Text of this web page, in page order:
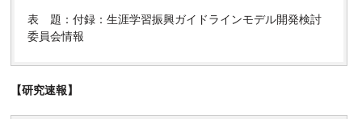
表 題：付録：生涯学習振興ガイドラインモデル開発検討
委員会情報
【研究速報】